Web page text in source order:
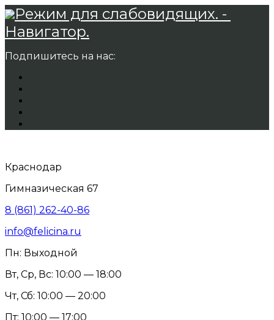
Режим для слабовидящих. -
Навигатор.
Подпишитесь на нас:
Краснодар
Гимназическая 67
8 (861) 262-40-86
info@felicina.ru
Пн: Выходной
Вт, Ср, Вс: 10:00 — 18:00
Чт, Сб: 10:00 — 20:00
Пт: 10:00 — 17:00